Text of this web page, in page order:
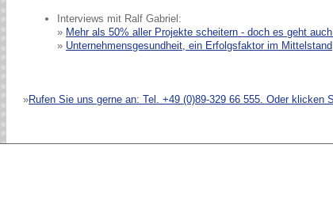
Interviews mit Ralf Gabriel:
» Mehr als 50% aller Projekte scheitern - doch es geht
» Unternehmensgesundheit, ein Erfolgsfaktor im Mittelstand
»Rufen Sie uns gerne an: Tel. +49 (0)89-329 66 555. Oder klicken